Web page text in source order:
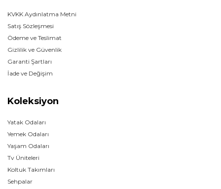
KVKK Aydınlatma Metni
Satış Sözleşmesi
Ödeme ve Teslimat
Gizlilik ve Güvenlik
Garanti Şartları
İade ve Değişim
Koleksiyon
Yatak Odaları
Yemek Odaları
Yaşam Odaları
Tv Üniteleri
Koltuk Takımları
Sehpalar